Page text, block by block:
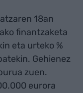
18an
finantzaketa
eta urteko %
Gehienez
zuen.
eurora